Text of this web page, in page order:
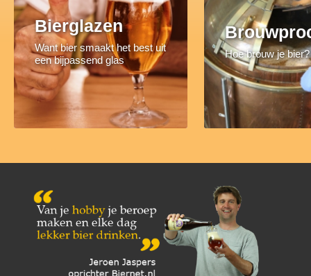
Bierglazen
Want bier smaakt het best uit
een bijpassend glas
Hoe brouw je bier?